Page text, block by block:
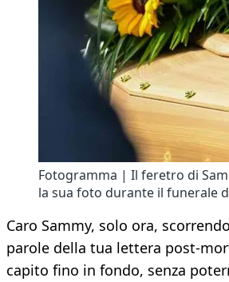
Fotogramma | Il feretro di
la sua foto durante il funerale
Caro Sammy, solo ora,
parole della tua lettera post-
capito fino in fondo, senza